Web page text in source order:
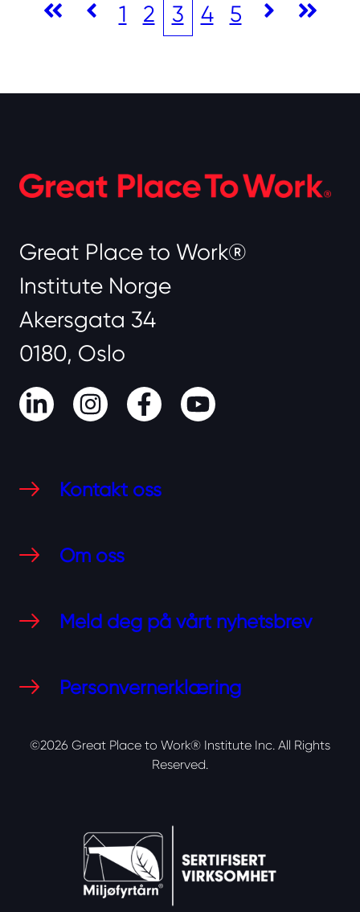
1 2 3 4 5
Great Place to Work®
Institute Norge
Akersgata 34
0180, Oslo
LinkedInInstagram
FacebookYoutube
Kontakt oss
Om oss
Meld deg på vårt nyhetsbrev
Personvernerklæring
©2026 Great Place to Work® Institute Inc. All Rights
Reserved.